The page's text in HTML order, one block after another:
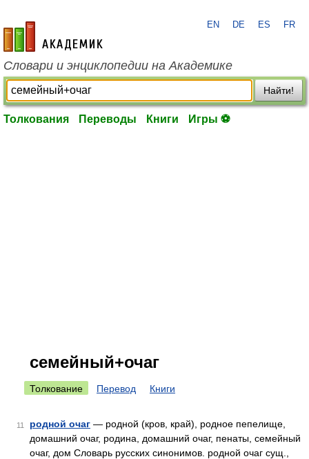
academic.ru
EN DE ES FR
Словари и энциклопедии на Академике
Найти!
Толкования Переводы Книги Игры ⚽
семейный+очаг
Толкование Перевод Книги
11 родной очаг — родной (кров, край), родное пепелище,
домашний очаг, родина, домашний очаг, пенаты, семейный
очаг, дом Словарь русских синонимов. родной очаг сущ.,